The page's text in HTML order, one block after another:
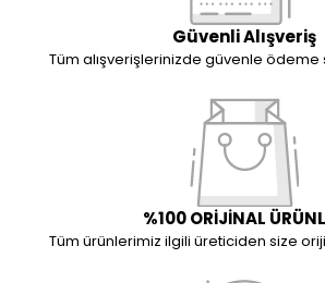
Güvenli Alışveriş
Tüm alışverişlerinizde güvenle ödeme
%100 ORİJİNAL
Tüm ürünlerimiz ilgili üreticiden size